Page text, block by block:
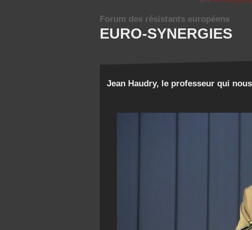
EURO-SYNERGIES
Forum des résistants européens
Jean Haudry, le professeur qui